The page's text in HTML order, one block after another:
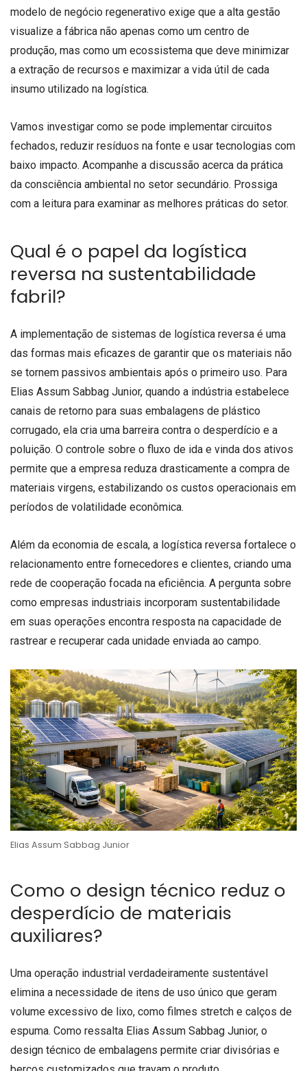
modelo de negócio regenerativo exige que a alta gestão
visualize a fábrica não apenas como um centro de
produção, mas como um ecossistema que deve minimizar
a extração de recursos e maximizar a vida útil de cada
insumo utilizado na logística.
Vamos investigar como se pode implementar circuitos
fechados, reduzir resíduos na fonte e usar tecnologias com
baixo impacto. Acompanhe a discussão acerca da prática
da consciência ambiental no setor secundário. Prossiga
com a leitura para examinar as melhores práticas do setor.
Qual é o papel da logística
reversa na sustentabilidade
fabril?
A implementação de sistemas de logística reversa é uma
das formas mais eficazes de garantir que os materiais não
se tornem passivos ambientais após o primeiro uso. Para
Elias Assum Sabbag Junior, quando a indústria estabelece
canais de retorno para suas embalagens de plástico
corrugado, ela cria uma barreira contra o desperdício e a
poluição. O controle sobre o fluxo de ida e vinda dos ativos
permite que a empresa reduza drasticamente a compra de
materiais virgens, estabilizando os custos operacionais em
períodos de volatilidade econômica.
Além da economia de escala, a logística reversa fortalece o
relacionamento entre fornecedores e clientes, criando uma
rede de cooperação focada na eficiência. A pergunta sobre
como empresas industriais incorporam sustentabilidade
em suas operações encontra resposta na capacidade de
rastrear e recuperar cada unidade enviada ao campo.
Elias Assum Sabbag Junior
Como o design técnico reduz o
desperdício de materiais
auxiliares?
Uma operação industrial verdadeiramente sustentável
elimina a necessidade de itens de uso único que geram
volume excessivo de lixo, como filmes stretch e calços de
espuma. Como ressalta Elias Assum Sabbag Junior, o
design técnico de embalagens permite criar divisórias e